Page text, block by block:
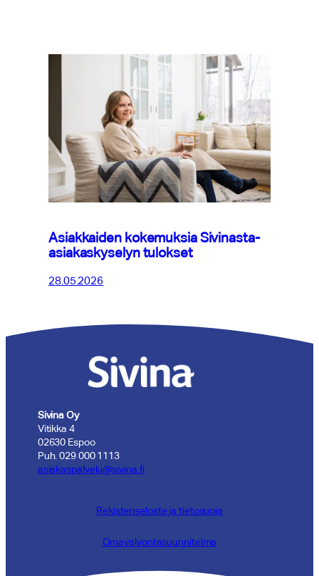
Asiakkaiden kokemuksia Sivinasta-
asiakaskyselyn tulokset
28.05.2026
Sivina Oy
Vitikka 4
02630 Espoo
Puh. 029 000 1113
asiakaspalvelu@sivina.fi
Rekisteriseloste ja tietosuoja
Omavalvontasuunnitelma